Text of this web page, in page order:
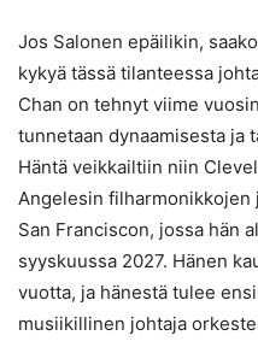
Jos Salonen epäilikin,
kykyä tässä tilanteessa
Chan on tehnyt viime
tunnetaan dynaamisesta ja
Häntä veikkailtiin niin
Angelesin
San Franciscon, jossa hän
syyskuussa 2027. Hänen
vuotta, ja hänestä tulee
musiikillinen johtaja